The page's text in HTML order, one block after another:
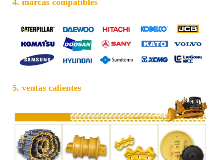
4. marcas compatibles
5. ventas calientes